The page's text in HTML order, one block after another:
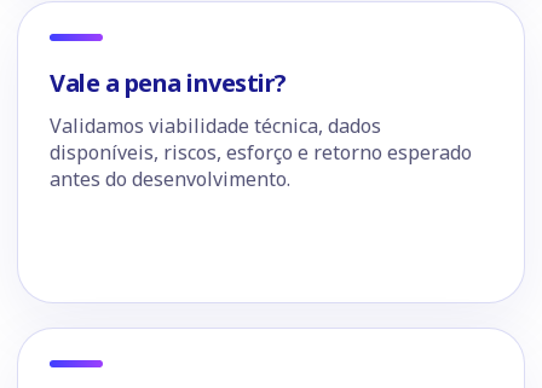
Vale a pena investir?
Validamos viabilidade técnica, dados
disponíveis, riscos, esforço e retorno esperado
antes do desenvolvimento.